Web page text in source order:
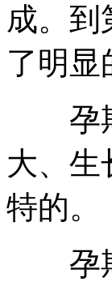
成。到
了明显
孕期
大、生
特的。
孕期